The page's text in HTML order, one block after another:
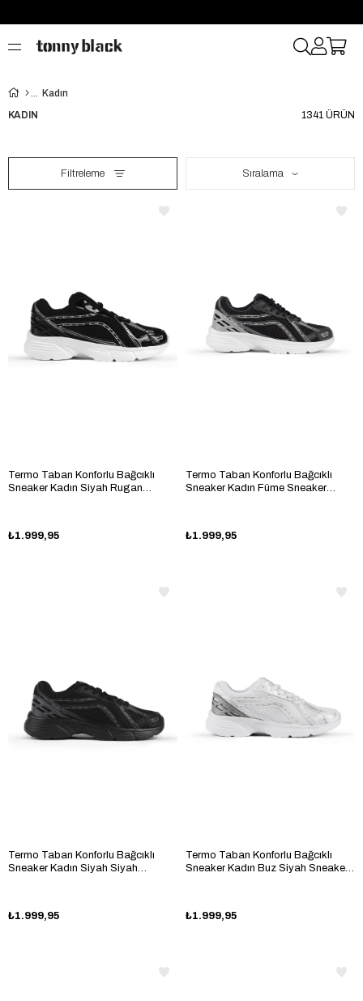
KADIN 1341 ÜRÜN
Kadın
Filtreleme Sıralama
Termo Taban Konforlu Bağcıklı
Sneaker Kadın Siyah Rugan
₺1.999,95
Termo Taban Konforlu Bağcıklı
Sneaker Kadın Füme Sneaker
₺1.999,95
Termo Taban Konforlu Bağcıklı
Sneaker Kadın Siyah Siyah
₺1.999,95
Termo Taban Konforlu Bağcıklı
Sneaker Kadın Buz Siyah Sneaker
₺1.999,95